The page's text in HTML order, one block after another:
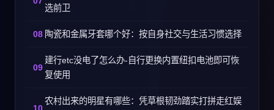
选前卫
陶瓷和金属牙套哪个好：按自身社交与生活习惯选择
建行etc没电了怎么办-自行更换内置纽扣电池即可恢
复使用
农村出来的明星有哪些：凭草根韧劲踏实打拼走红娱